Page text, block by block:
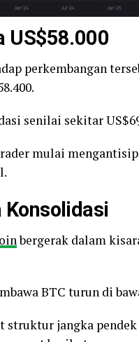
US$58.000
perkembangan
senilai sekitar
mulai
Konsolidasi
bergerak dalam
BTC turun di
struktur jangka